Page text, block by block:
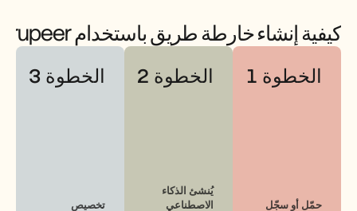
كيفية إنشاء خارطة طريق باستخدام Trupeer
الخطوة 1 الخطوة 2 الخطوة 3